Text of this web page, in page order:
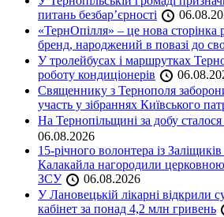
питань безбар’єрності
«ТернОпілля» – це нова сторінка
бренд, народжений в повазі до
У тролейбусах і маршрутках
роботу кондиціонерів
Священнику з Тернополя
участь у зібраннях Київського
На Тернопільщині за добу
06.08.2026
15-річного волонтера із
Калакайла нагородили
ЗСУ
06.08.2026
У Лановецькій лікарні відкрили
кабінет за понад 4,2 млн гривень